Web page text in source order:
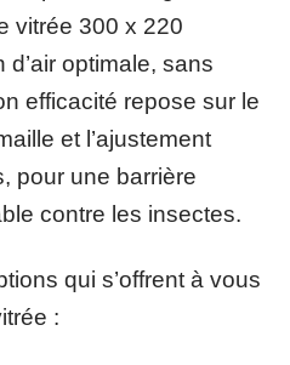
vitrée 300 x 220
optimale, sans
efficacité repose sur le
et l’ajustement
pour une barrière
contre les insectes.
qui s’offrent à vous
: